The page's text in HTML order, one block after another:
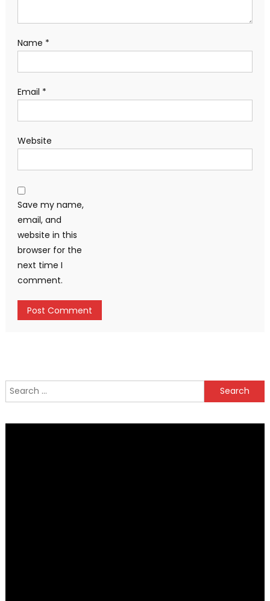
Name *
Email *
Website
Save my name,
email, and
website in this
browser for the
next time I
comment.
Search
for: